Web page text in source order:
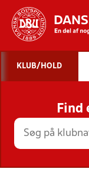
KLUB/HOLD
Find